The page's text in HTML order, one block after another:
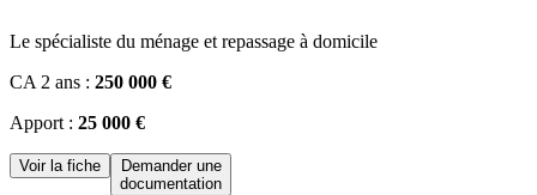
Le spécialiste du ménage et repassage à domicile
CA 2 ans : 250 000 €
Apport : 25 000 €
Voir la fiche
Demander une
documentation